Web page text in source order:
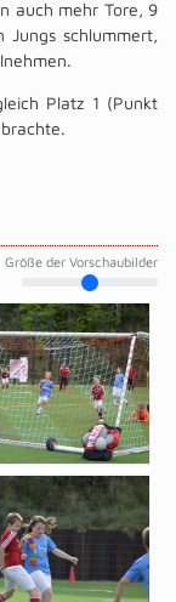
auch mehr Tore, 9
schlummert,
Platz 1 (Punkt
Größe der Vorschaubilder